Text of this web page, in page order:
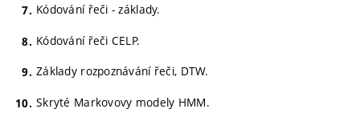
Kódování řeči - základy.
Kódování řeči CELP.
Základy rozpoznávání řeči, DTW.
Skryté Markovovy modely HMM.